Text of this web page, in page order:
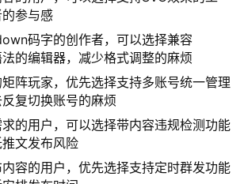
参与感
码字的创作者，可以选择兼容
的编辑器，减少格式调整的麻烦
阵玩家，优先选择支持多账号统一管理
复切换账号的麻烦
的用户，可以选择带内容违规检测功能
文发布风险
容的用户，优先选择支持定时群发功能